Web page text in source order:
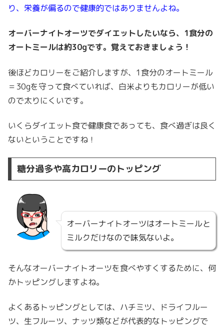
り、栄養が偏るので健康的ではありませんよね。
オーバーナイトオーツでダイエットしたいなら、1食分の
オートミールは約30gです。覚えておきましょう！
後ほどカロリーをご紹介しますが、1食分のオートミール
＝30gを守って食べていれば、白米よりもカロリーが低い
ので太りにくいです。
いくらダイエット食で健康食であっても、食べ過ぎは良く
ないということですね！
糖分過多や高カロリーのトッピング
オーバーナイトオーツはオートミールと
ミルクだけなので味気ないよ。
そんなオーバーナイトオーツを食べやすくするために、何
かトッピングしますよね。
よくあるトッピングとしては、ハチミツ、ドライフルー
ツ、生フルーツ、ナッツ類などが代表的なトッピングで